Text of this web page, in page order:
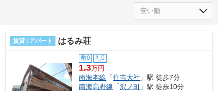
賃貸 | アパート はるみ荘
敷0 礼0
1.3万円
南海本線 「住吉大社 」駅 徒歩7分
南海高野線 「沢ノ町 」駅 徒歩10分